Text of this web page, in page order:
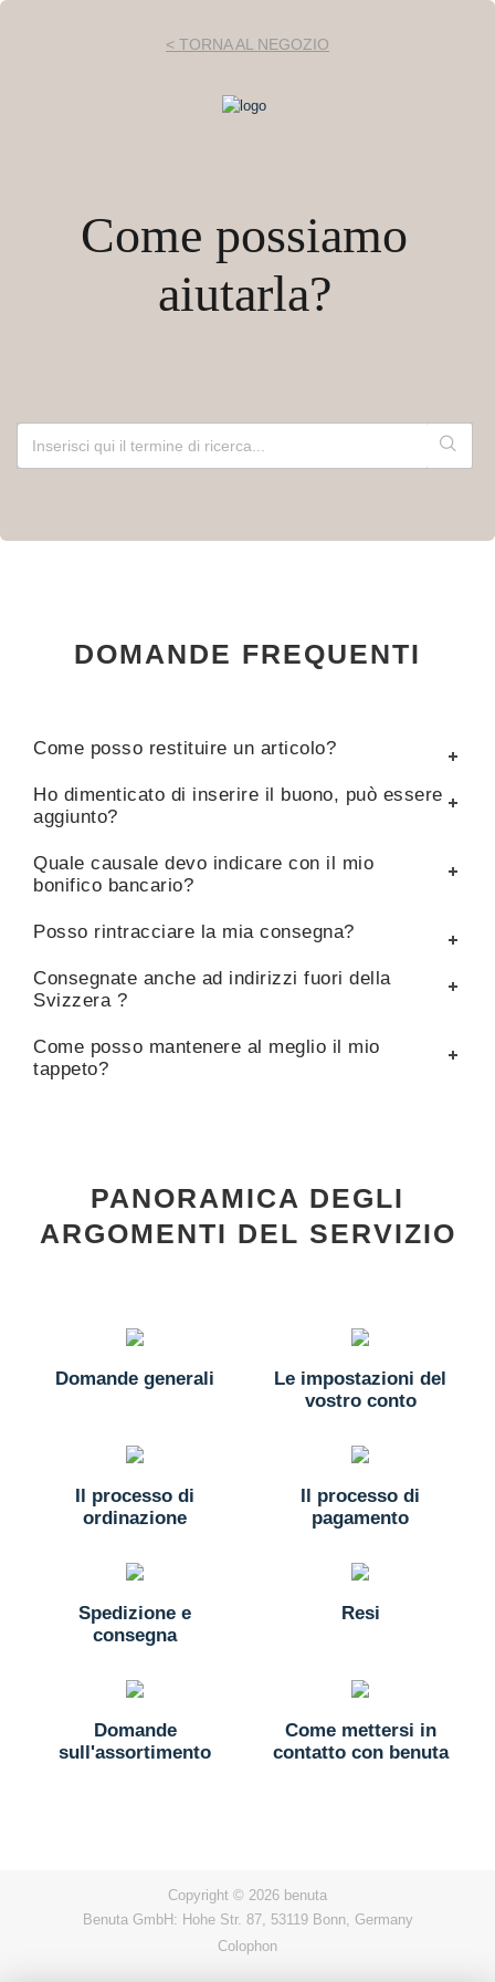
< TORNA AL NEGOZIO
Come possiamo
aiutarla?
DOMANDE FREQUENTI
Come posso restituire un articolo?
Ho dimenticato di inserire il buono, può essere
aggiunto?
Quale causale devo indicare con il mio
bonifico bancario?
Posso rintracciare la mia consegna?
Consegnate anche ad indirizzi fuori della
Svizzera ?
Come posso mantenere al meglio il mio
tappeto?
PANORAMICA DEGLI
ARGOMENTI DEL SERVIZIO
Domande generali
Le impostazioni del
vostro conto
Il processo di
ordinazione
Il processo di
pagamento
Spedizione e
consegna
Resi
Domande
sull'assortimento
Come mettersi in
contatto con benuta
Copyright © 2026 benuta
Benuta GmbH: Hohe Str. 87, 53119 Bonn, Germany
Colophon